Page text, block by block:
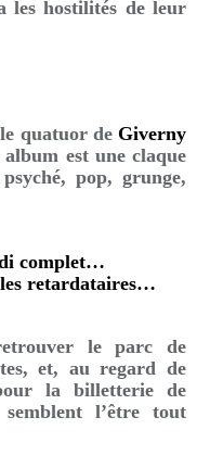
hostilités de leur
quatuor de Giverny
est une claque
pop, grunge,
complet…
retardataires…
le parc de
et, au regard de
la billetterie de
l’être tout